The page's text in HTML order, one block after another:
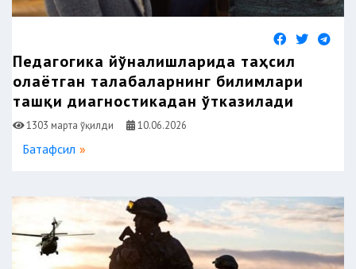
Педагогика йўналишларида таҳсил
олаётган талабаларнинг билимлари
ташқи диагностикадан ўтказилади
1303 марта ўқилди 10.06.2026
Батафсил